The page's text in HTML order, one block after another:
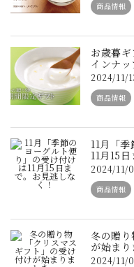
商品情報
お歳暮
インナッ
2024/11/
商品情報
11月「
11月15
2024/11/
商品情報
冬の贈
が始まり
2024/11/